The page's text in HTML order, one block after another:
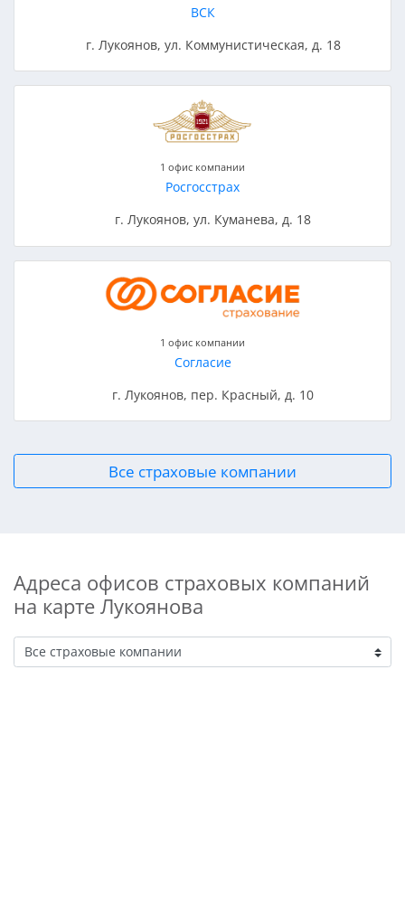
ВСК
г. Лукоянов, ул. Коммунистическая, д. 18
1 офис компании
Росгосстрах
г. Лукоянов, ул. Куманева, д. 18
1 офис компании
Согласие
г. Лукоянов, пер. Красный, д. 10
Все страховые компании
Адреса офисов страховых компаний
на карте Лукоянова